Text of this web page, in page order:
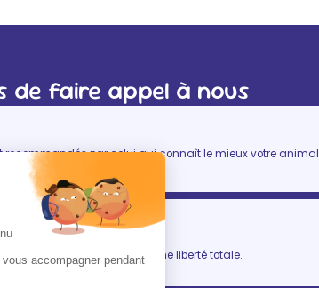
de faire appel à nous
recommandés par celui qui connaît le mieux votre animal
votre vétérinaire.
quotidien, tout en gardant une liberté totale.